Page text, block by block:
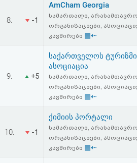
8. -1
AmCham Georgia
სამართალი,
ორგანიზაციები,
კავშირები ▤⇠
9. +5
საქართველოს
ასოციაცია
სამართალი,
ორგანიზაციები,
კავშირები ▤⇠
10. -1
ქიმიის პორტალი
სამართალი,
ორგანიზაციები,
კავშირები ▤⇠